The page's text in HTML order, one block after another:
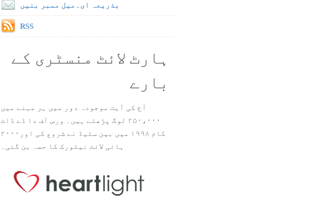
بذریعہ ای۔میل ممبر بنیں
RSS
ہارٹ لائٹ منسٹری کے
بارے
آج کی آیت موجودہ دور میں ہر مہنے میں
۲۵۰،۰۰۰ لوگ پڑھتے ہیں۔ ورس آف دا ڈے ڈاٹ
کام ۱۹۹۸ میں بین سٹیڈ نے شروع کی اور۲۰۰۰
ہائی لائٹ نیٹورک کا حصہ بن گئی۔